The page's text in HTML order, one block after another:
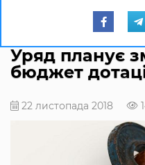
Уряд планує
бюджет
22 листопада 2018